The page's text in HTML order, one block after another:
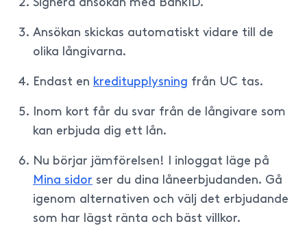
Signera ansökan med BankID.
Ansökan skickas automatiskt vidare till de
olika långivarna.
Endast en kreditupplysning från UC tas.
Inom kort får du svar från de långivare som
kan erbjuda dig ett lån.
Nu börjar jämförelsen! I inloggat läge på
Mina sidor ser du dina låneerbjudanden. Gå
igenom alternativen och välj det erbjudande
som har lägst ränta och bäst villkor.